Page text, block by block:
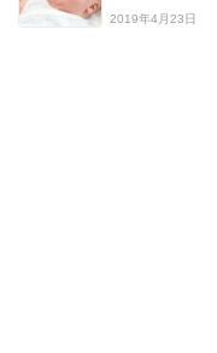
2019年4月23日